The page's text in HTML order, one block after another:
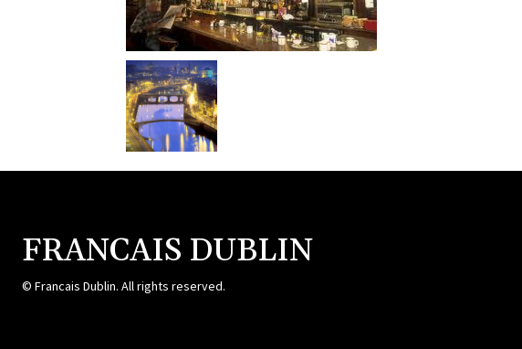
FRANCAIS DUBLIN
© Francais Dublin. All rights reserved.